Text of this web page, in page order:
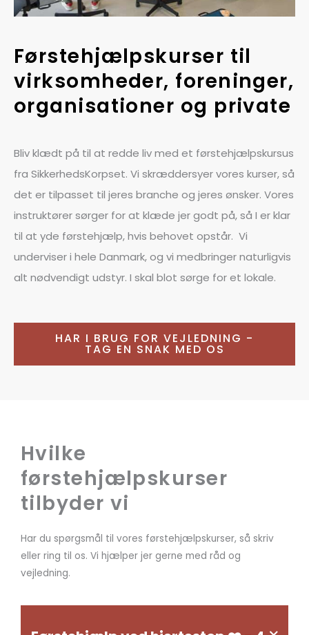
Førstehjælpskurser til
virksomheder, foreninger,
organisationer og private
Bliv klædt på til at redde liv med et førstehjælpskursus
fra SikkerhedsKorpset. Vi skræddersyer vores kurser, så
det er tilpasset til jeres branche og jeres ønsker. Vores
instruktører sørger for at klæde jer godt på, så I er klar
til at yde førstehjælp, hvis behovet opstår. Vi
underviser i hele Danmark, og vi medbringer naturligvis
alt nødvendigt udstyr. I skal blot sørge for et lokale.
HAR I BRUG FOR VEJLEDNING -
TAG EN SNAK MED OS
Hvilke
førstehjælpskurser
tilbyder vi
Har du spørgsmål til vores førstehjælpskurser, så skriv
eller ring til os. Vi hjælper jer gerne med råd og
vejledning.